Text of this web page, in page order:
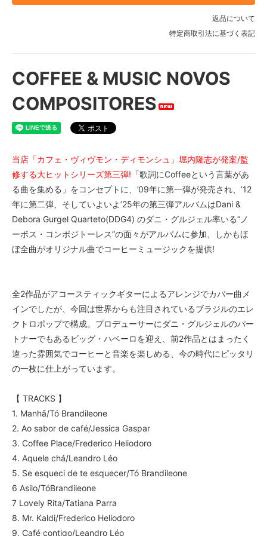
返品について
特定商取引法に基づく表記
COFFEE & MUSIC NOVOS
COMPOSITORES
当店「カフェ・ヴィヴモン・ディモンシュ」堀内隆志が発案/監
修する大ヒットシリーズ第三弾! 「歌詞にCoffeeという言葉があ
る曲を集める」をコンセプトに、’09年に第一弾が発売され、’12
年に第二弾、そしていよいよ’25年の第三弾アルバムはDani &
Debora Gurgel Quarteto(DDG4) のダニ・グルジェル率いる“ノ
ーボス・コンポジトーレス”の面々がアルバムに参加、しかもほ
ぼ全曲がオリジナル曲でコーヒーミュージックを提供!
全2作品がアコースティックギターによるアレンジでカバー曲メ
インでしたが、今回は世界からも注目されているブラジルのエレ
クトロポップで構成。プロデューサーにダニ・グルジェルのパー
トナーでもあるビッグ・ハベーロを迎え、前2作品とはまったく
違った雰囲気でコーヒーと音楽を楽しめる、今の時代にピッタリ
の一枚に仕上がっています。
【 TRACKS 】
1. Manhã/Tó Brandileone
2. Ao sabor de café/Jessica Gaspar
3. Coffee Place/Frederico Heliodoro
4. Aquele chá/Leandro Léo
5. Se esqueci de te esquecer/Tó Brandileone
6 Asilo/TóBrandileone
7 Lovely Rita/Tatiana Parra
8. Mr. Kaldi/Frederico Heliodoro
9. Café contigo/Leandro Léo